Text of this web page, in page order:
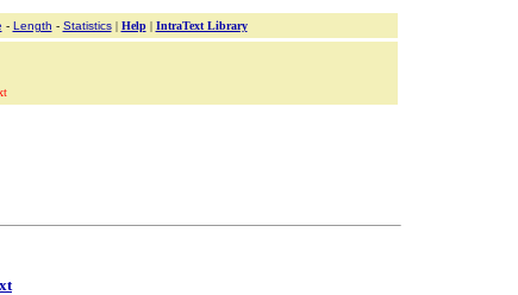
- Length - Statistics| Help| IntraText Library